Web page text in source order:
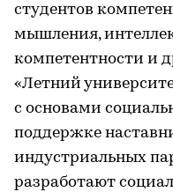
студентов
мышления,
компетентности и
«Летний
с основами
поддержке
индустриальных
разработают